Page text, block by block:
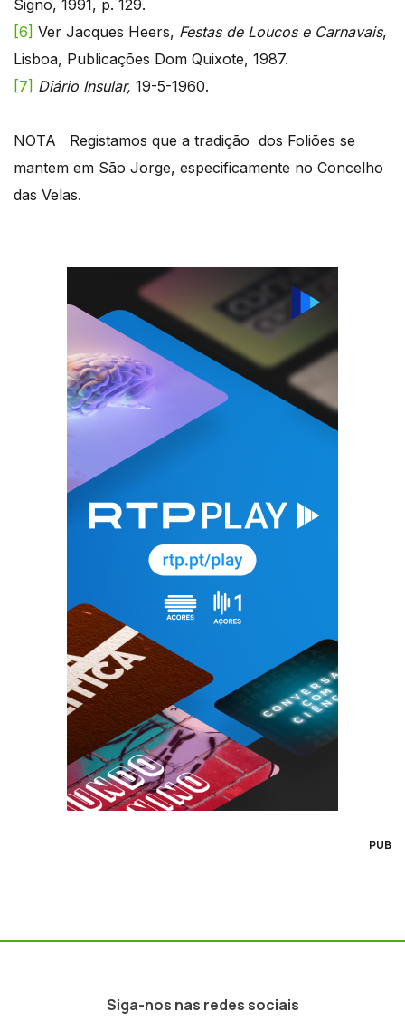
Signo, 1991, p. 129.
[6] Ver Jacques Heers, Festas de Loucos e Carnavais,
Lisboa, Publicações Dom Quixote, 1987.
[7] Diário Insular, 19-5-1960.
NOTA Registamos que a tradição dos Foliões se
mantem em São Jorge, especificamente no Concelho
das Velas.
PUB
Siga-nos nas redes sociais